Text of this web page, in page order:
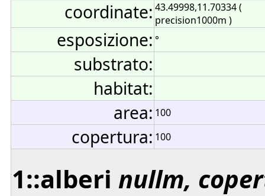
coordinate: 43.49998,11.70334 (
precision1000m )
esposizione: °
substrato:
habitat:
area: 100
copertura: 100
1::alberi nullm,